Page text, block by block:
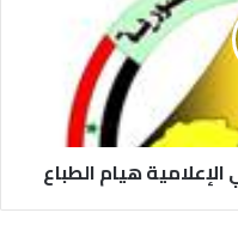
هيام الطباع